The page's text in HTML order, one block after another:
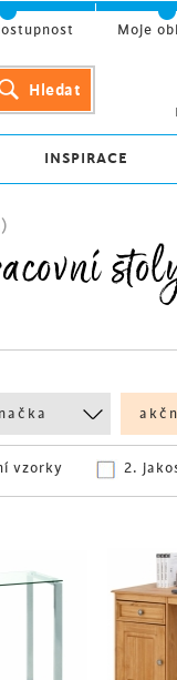
2.
vzorky
INSPIRACE
Moje